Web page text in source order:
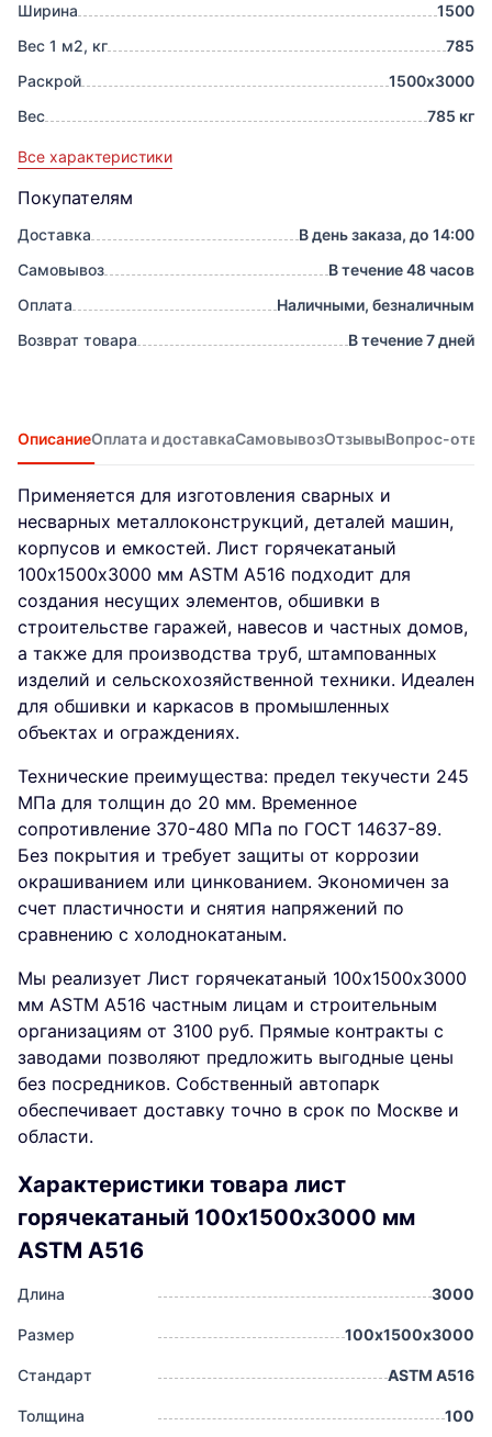
Ширина
1500
Вес 1 м2, кг
785
Раскрой
1500х3000
Вес
785 кг
Все характеристики
Покупателям
Доставка
В день заказа, до 14:00
Самовывоз
В течение 48 часов
Оплата
Наличными, безналичным
Возврат товара
В течение 7 дней
ОписаниеОплата и доставкаСамовывозОтзывыВопрос-
Применяется для изготовления сварных и
несварных металлоконструкций, деталей машин,
корпусов и емкостей. Лист горячекатаный
100х1500х3000 мм ASTM A516 подходит для
создания несущих элементов, обшивки в
строительстве гаражей, навесов и частных домов,
а также для производства труб, штампованных
изделий и сельскохозяйственной техники. Идеален
для обшивки и каркасов в промышленных
объектах и ограждениях.
Технические преимущества: предел текучести 245
МПа для толщин до 20 мм. Временное
сопротивление 370-480 МПа по ГОСТ 14637-89.
Без покрытия и требует защиты от коррозии
окрашиванием или цинкованием. Экономичен за
счет пластичности и снятия напряжений по
сравнению с холоднокатаным.
Мы реализует Лист горячекатаный 100х1500х3000
мм ASTM A516 частным лицам и строительным
организациям от 3100 руб. Прямые контракты с
заводами позволяют предложить выгодные цены
без посредников. Собственный автопарк
обеспечивает доставку точно в срок по Москве и
области.
Характеристики товара лист
горячекатаный 100х1500х3000 мм
ASTM A516
Длина 3000
Размер 100х1500х3000
Стандарт ASTM A516
Толщина 100